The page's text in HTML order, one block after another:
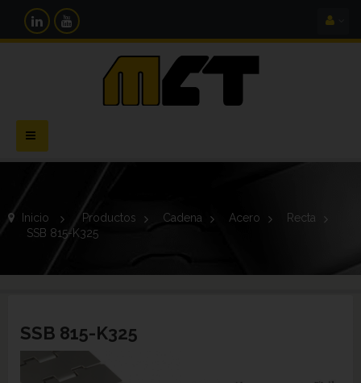
Navegación
Toggle
Inicio > Productos > Cadena > Acero >
Recta
SSB 815-K325
SSB 815-K325